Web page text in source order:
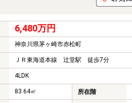
6,480万円
神奈川県茅ヶ崎市赤松町
ＪＲ東海道本線 辻堂駅 徒歩7分
4LDK
83.64㎡ 所在階